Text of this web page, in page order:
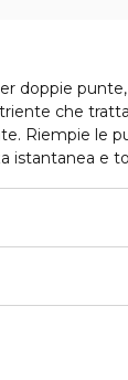
doppie
che
Riempie le
istantanea e
una